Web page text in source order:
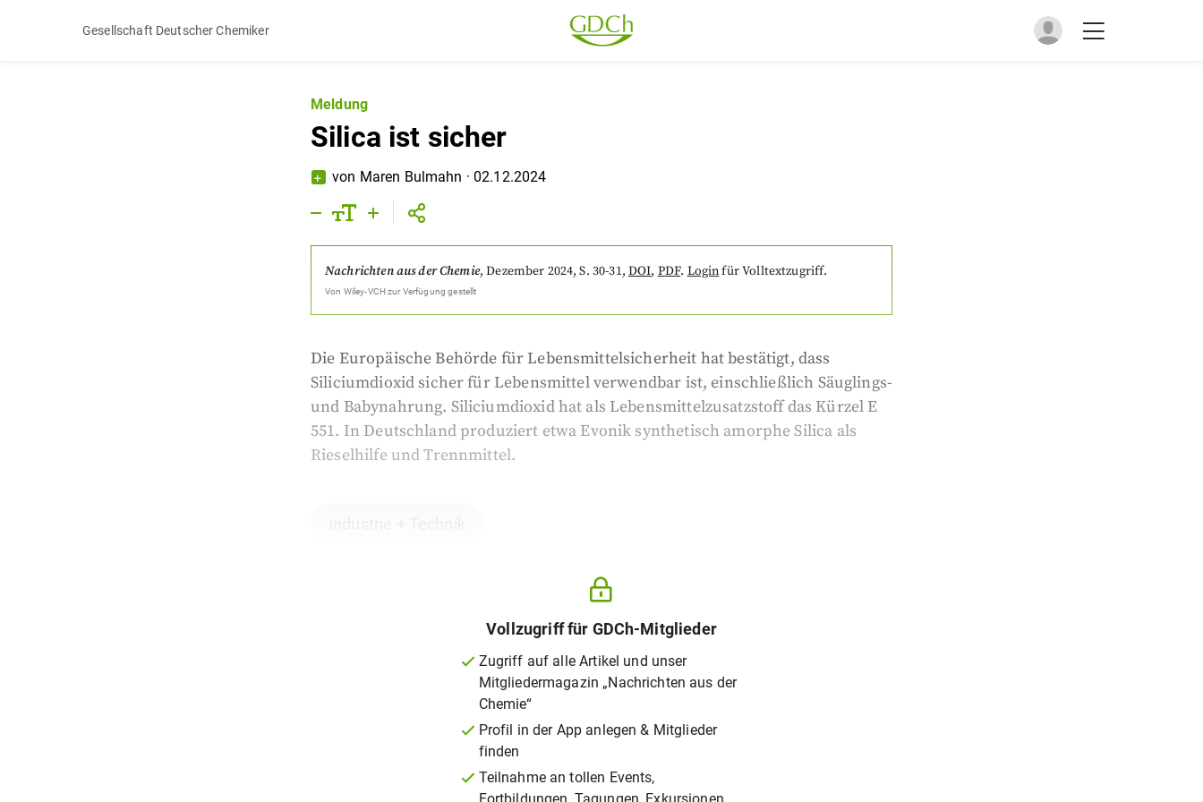
Gesellschaft Deutscher Chemiker
Meldung
Silica ist sicher
von Maren Bulmahn ·02.12.2024
Nachrichten aus der Chemie,Dezember 2024, S. 30-31, DOI, PDF. Loginfür Volltextzugriff.
Von Wiley-VCHzur Verfügung gestellt
Die Europäische Behörde für Lebensmittelsicherheit hat bestätigt, dass
Siliciumdioxid sicher für Lebensmittel verwendbar ist, einschließlich Säuglings-
und Babynahrung. Siliciumdioxid hat als Lebensmittelzusatzstoff das Kürzel E
551. In Deutschland produziert etwa Evonik synthetisch amorphe Silica als
Rieselhilfe und Trennmittel.
Vollzugriff für GDCh-Mitglieder
Zugriff auf alle Artikel und unser
Mitgliedermagazin „Nachrichten aus der
Chemie“
Profil in der App anlegen & Mitglieder
finden
Teilnahme an tollen Events,